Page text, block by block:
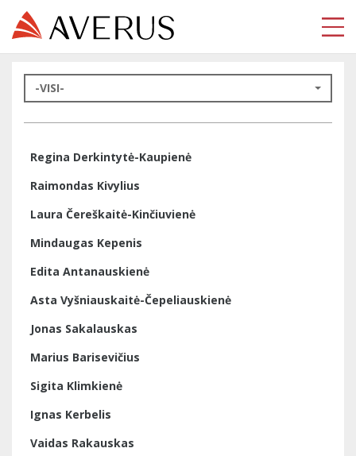
-VISI-
Regina Derkintytė-Kaupienė
Raimondas Kivylius
Laura Čereškaitė-Kinčiuvienė
Mindaugas Kepenis
Edita Antanauskienė
Asta Vyšniauskaitė-Čepeliauskienė
Jonas Sakalauskas
Marius Barisevičius
Sigita Klimkienė
Ignas Kerbelis
Vaidas Rakauskas